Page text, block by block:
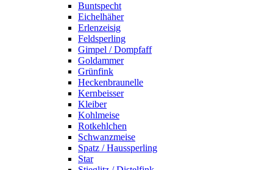
Buntspecht
Eichelhäher
Erlenzeisig
Feldsperling
Gimpel / Dompfaff
Goldammer
Grünfink
Heckenbraunelle
Kernbeisser
Kleiber
Kohlmeise
Rotkehlchen
Schwanzmeise
Spatz / Haussperling
Star